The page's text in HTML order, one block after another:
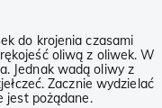
do krojenia czasami
oliwą z oliwek. W
Jednak wadą oliwy z
Zacznie wydzielać
jest pożądane.